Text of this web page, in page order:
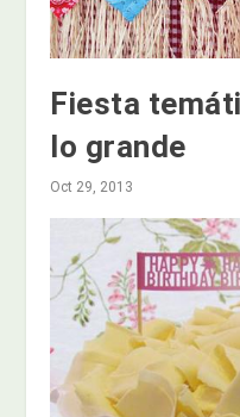
Fiesta
lo grande
Oct 29, 2013